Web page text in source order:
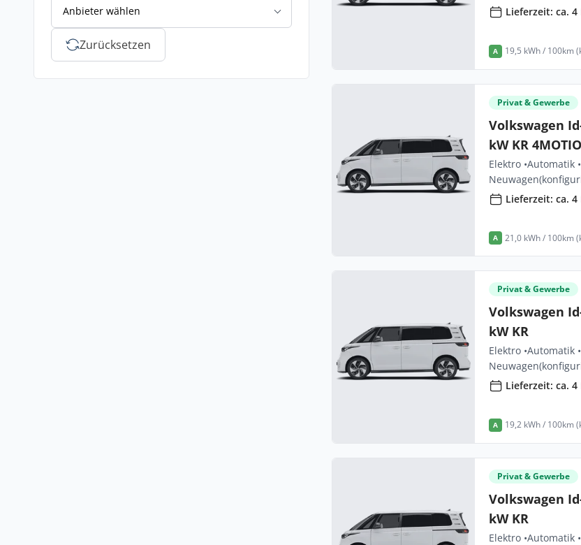
Anbieter wählen
Zurücksetzen
Lieferzeit: ca.
A 19,5 kWh / 100km
Privat & Gewerbe
Volkswagen
kW KR
Elektro •Automatik •
Neuwagen
Lieferzeit: ca.
A 21,0 kWh / 100km
Privat & Gewerbe
Volkswagen
kW KR
Elektro •Automatik •
Neuwagen
Lieferzeit: ca.
A 19,2 kWh / 100km
Privat & Gewerbe
Volkswagen
kW KR
Elektro •Automatik •